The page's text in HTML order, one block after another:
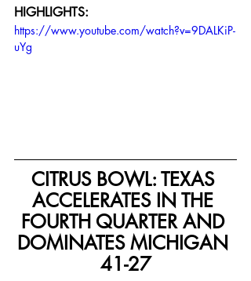
HIGHLIGHTS:
https://www.youtube.com/watch?v=9DALKiP-
uYg
CITRUS BOWL: TEXAS
ACCELERATES IN THE
FOURTH QUARTER AND
DOMINATES MICHIGAN
41-27